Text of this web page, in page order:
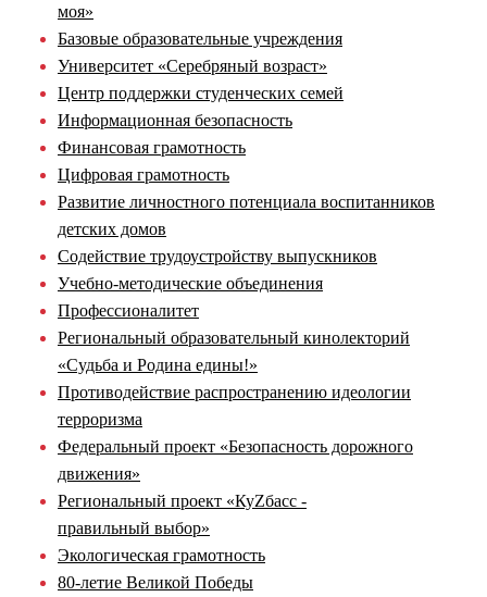
моя»
Базовые образовательные учреждения
Университет «Серебряный возраст»
Центр поддержки студенческих семей
Информационная безопасность
Финансовая грамотность
Цифровая грамотность
Развитие личностного потенциала воспитанников
детских домов
Содействие трудоустройству выпускников
Учебно-методические объединения
Профессионалитет
Региональный образовательный кинолекторий
«Судьба и Родина едины!»
Противодействие распространению идеологии
терроризма
Федеральный проект «Безопасность дорожного
движения»
Региональный проект «КуZбасс -
правильный выбор»
Экологическая грамотность
80-летие Великой Победы